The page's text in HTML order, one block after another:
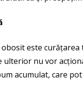
este curățarea
nu vor
acumulat, care